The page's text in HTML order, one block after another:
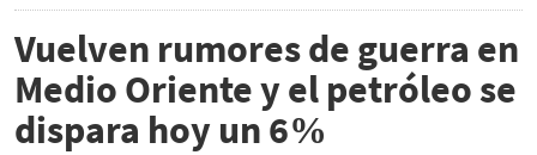
Vuelven rumores de guerra en
Medio Oriente y el petróleo se
dispara hoy un 6%